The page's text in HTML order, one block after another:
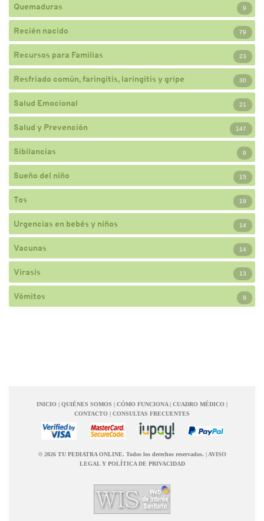
Quemaduras 9
Recién nacido 79
Recursos para Familias 23
Resfriado común, faringitis, laringitis y gripe 30
Salud Emocional 21
Salud y Prevención 147
Sibilancias 9
Sueño del niño 15
Tos 19
Urgencias en bebés y niños 14
Vacunas 14
Virasis 13
Vómitos 9
INICIO | QUIÉNES SOMOS | CÓMO FUNCIONA | CUADRO MÉDICO |
CONTACTO | CONSULTAS FRECUENTES
© 2026 TU PEDIATRA ONLINE. Todos los derechos reservados. | AVISO
LEGAL Y POLÍTICA DE PRIVACIDAD